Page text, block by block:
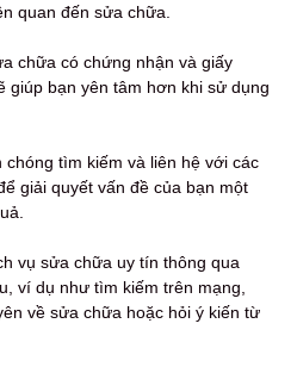
quan đến sửa chữa.
chữa có chứng nhận và giấy
giúp bạn yên tâm hơn khi sử dụng
tìm kiếm và liên hệ với các
giải quyết vấn đề của bạn một
vụ sửa chữa uy tín thông qua
ví dụ như tìm kiếm trên mạng,
về sửa chữa hoặc hỏi ý kiến từ